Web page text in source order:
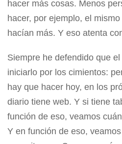
hacer más cosas. Menos
hacer, por ejemplo, el
hacían más. Y eso atenta
Siempre he defendido que
iniciarlo por los cimientos:
hay que hacer hoy, en los
diario tiene web. Y si tiene
función de eso, veamos
Y en función de eso,